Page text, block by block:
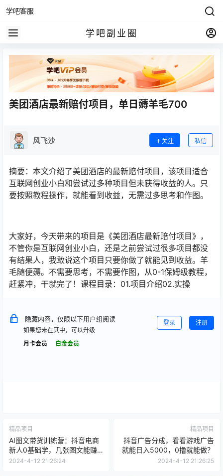
学吧客服
学吧副业圈
美团酒店最新赔付项目，单日薅羊毛700
风飞沙 关注 私信
摘要：本文介绍了美团酒店的最新赔付项目，该项目适合
互联网创业小白和尝试过多种项目但未获得收益的人。只
要按照教程操作，就能看到收益，无需过多思考和作图。
大家好，今天带来的项目是《美团酒店最新赔付项目》，
不管你是互联网创业小白，还是之前尝试过很多项目都没
有结果人，我敢说这个项目只要你做了就能见到收益。羊
毛随便薅。不需要思考，不需要作图，从0-1保姆级教程，
赶紧冲，干就完了！课程目录：01.项目介绍02.实操
隐藏内容，仅限以下用户组阅读
如果您未在其中，可以升级
月卡会员
白金会员
登录 注册
精品项目
AI图文带货训练营：抖音电商
新人0基础学，几张图文能赚
1.4w+
2024-4-12 21:26:24
精品项目
抖音广告分成，看看游戏广告
就能日入5000，0撸就能做？
2024-4-12 21:26:25